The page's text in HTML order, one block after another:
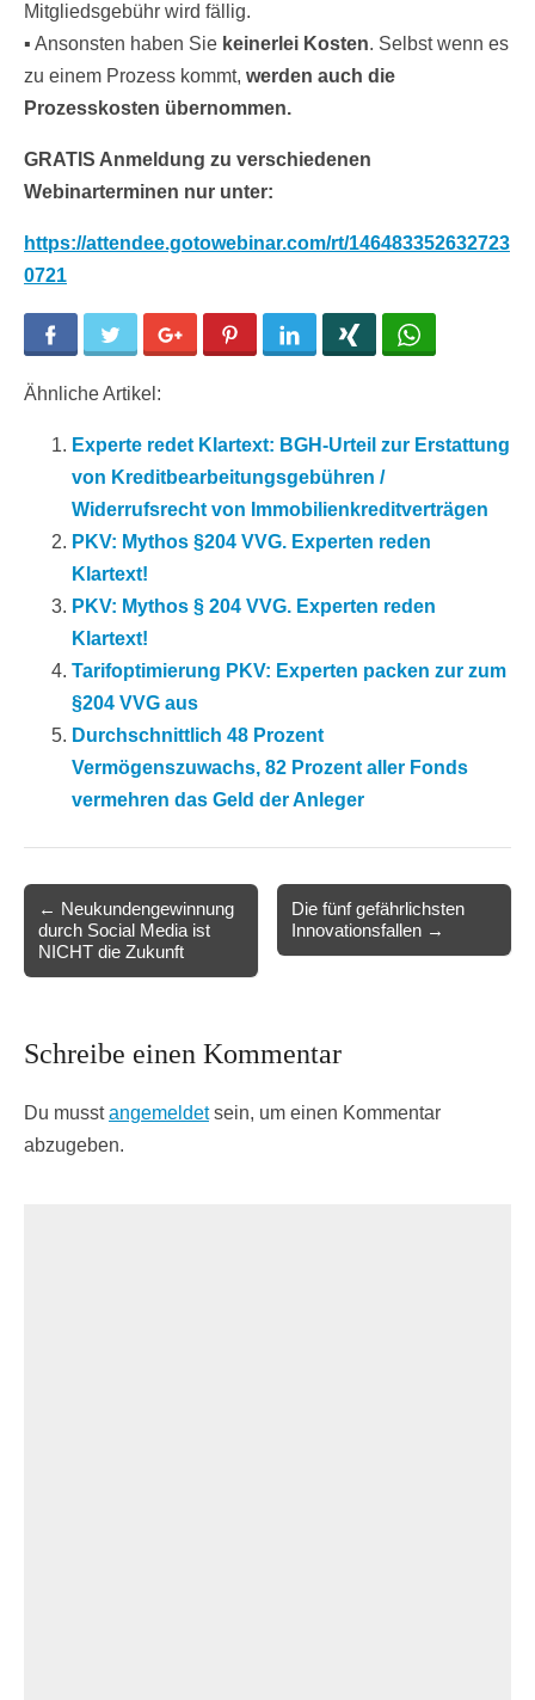
Mitgliedsgebühr wird fällig.
▪ Ansonsten haben Sie keinerlei Kosten. Selbst wenn es
zu einem Prozess kommt, werden auch die
Prozesskosten übernommen.
GRATIS Anmeldung zu verschiedenen
Webinarterminen nur unter:
https://attendee.gotowebinar.com/rt/146483352632723
0721
Facebook Twitter Google+ Pinterest LinkedIn
Ähnliche Artikel:
Experte redet Klartext: BGH-Urteil zur Erstattung
von Kreditbearbeitungsgebühren /
Widerrufsrecht von Immobilienkreditverträgen
PKV: Mythos §204 VVG. Experten reden
Klartext!
PKV: Mythos § 204 VVG. Experten reden
Klartext!
Tarifoptimierung PKV: Experten packen zur zum
§204 VVG aus
Durchschnittlich 48 Prozent
Vermögenszuwachs, 82 Prozent aller Fonds
vermehren das Geld der Anleger
navigation
← Neukundengewinnung
durch Social Media ist
NICHT die Zukunft
Die fünf gefährlichsten
Innovationsfallen →
Schreibe einen Kommentar
Du musstangemeldetsein, um einen Kommentar
abzugeben.